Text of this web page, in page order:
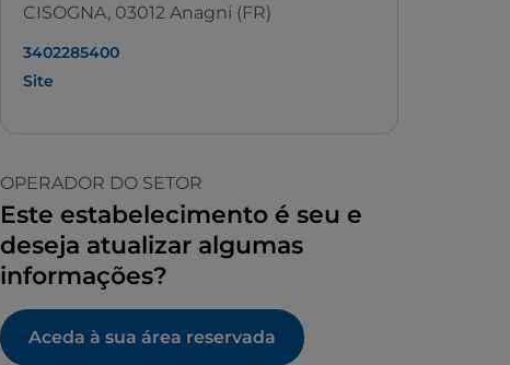
CISOGNA, 03012 Anagni (FR)
3402285400
Site
OPERADOR DO SETOR
Este estabelecimento é seu e
deseja atualizar algumas
informações?
Aceda à sua área reservada